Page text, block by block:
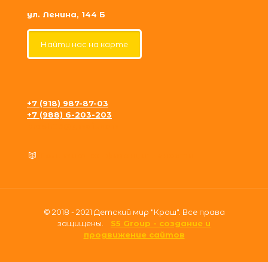
ул. Ленина, 144 Б
Найти нас на карте
+7 (918) 987-87-03
+7 (988) 6-203-203
© 2018 - 2021 Детский мир "Крош". Все права
защищены. S5 Group - создание и
продвижение сайтов